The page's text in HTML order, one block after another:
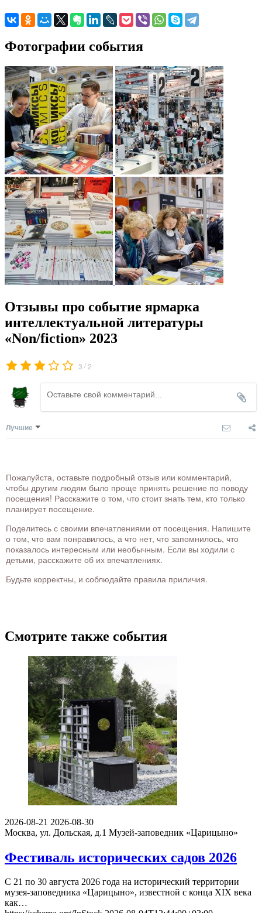
Фотографии события
Отзывы про событие ярмарка
интеллектуальной литературы
«Non/fiction» 2023
3 /2
Лучшие
Пожалуйста, оставьте подробный отзыв или комментарий,
чтобы другим людям было проще принять решение по поводу
посещения! Расскажите о том, что стоит знать тем, кто только
планирует посещение.
Поделитесь с своими впечатлениями от посещения. Напишите
о том, что вам понравилось, а что нет, что запомнилось, что
показалось интересным или необычным. Если вы ходили с
детьми, расскажите об их впечатлениях.
Будьте корректны, и соблюдайте правила приличия.
Смотрите также события
2026-08-21 2026-08-30
Москва, ул. Дольская, д.1 Музей-заповедник «Царицыно»
Фестиваль исторических садов 2026
С 21 по 30 августа 2026 года на исторический территории
музея-заповедника «Царицыно», известной с конца XIX века
как…